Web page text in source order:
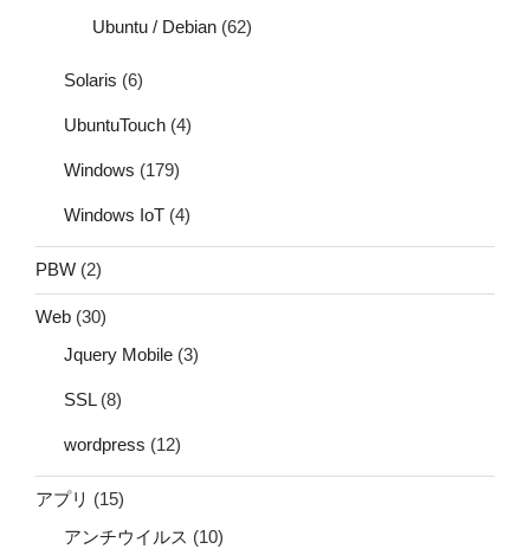
Ubuntu / Debian (62)
Solaris (6)
UbuntuTouch (4)
Windows (179)
Windows IoT (4)
PBW (2)
Web (30)
Jquery Mobile (3)
SSL(8)
wordpress (12)
アプリ (15)
アンチウイルス (10)